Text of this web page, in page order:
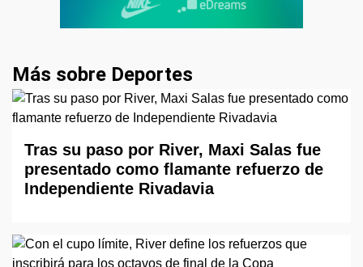
Más sobre Deportes
Tras su paso por River, Maxi Salas fue
presentado como flamante refuerzo de
Independiente Rivadavia